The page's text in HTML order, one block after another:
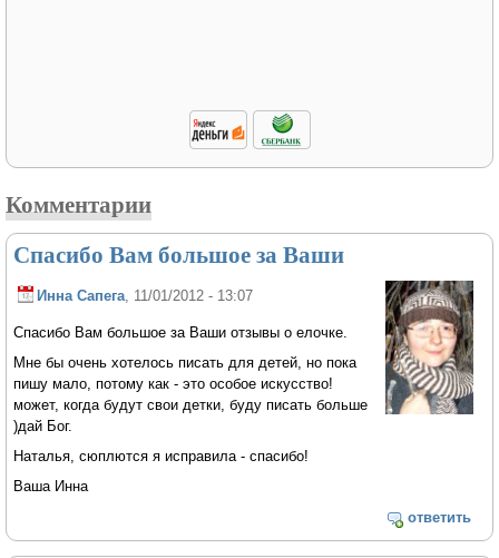
Комментарии
Спасибо Вам большое за Ваши
Инна Сапега, 11/01/2012 - 13:07
Спасибо Вам большое за Ваши отзывы о елочке.
Мне бы очень хотелось писать для детей, но пока
пишу мало, потому как - это особое искусство!
может, когда будут свои детки, буду писать больше
)дай Бог.
Наталья, сюплются я исправила - спасибо!
Ваша Инна
ответить